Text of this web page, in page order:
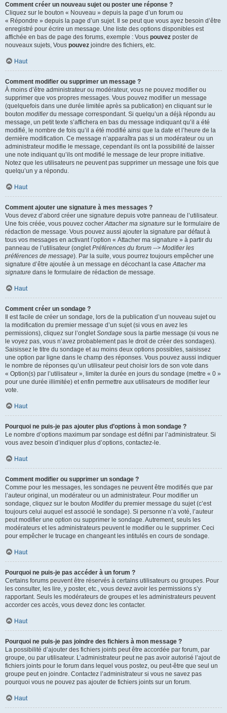
Comment créer un nouveau sujet ou poster une réponse ?
Cliquez sur le bouton « Nouveau » depuis la page d’un forum ou
« Répondre » depuis la page d’un sujet. Il se peut que vous ayez besoin d’être
enregistré pour écrire un message. Une liste des options disponibles est
affichée en bas de page des forums, exemple : Vous pouvez poster de
nouveaux sujets, Vous pouvez joindre des fichiers, etc.
Haut
Comment modifier ou supprimer un message ?
À moins d’être administrateur ou modérateur, vous ne pouvez modifier ou
supprimer que vos propres messages. Vous pouvez modifier un message
(quelquefois dans une durée limitée après sa publication) en cliquant sur le
bouton modifierdu message correspondant. Si quelqu’un a déjà répondu au
message, un petit texte s’affichera en bas du message indiquant qu’il a été
modifié, le nombre de fois qu’il a été modifié ainsi que la date et l’heure de la
dernière modification. Ce message n’apparaîtra pas si un modérateur ou un
administrateur modifie le message, cependant ils ont la possibilité de laisser
une note indiquant qu’ils ont modifié le message de leur propre initiative.
Notez que les utilisateurs ne peuvent pas supprimer un message une fois que
quelqu’un y a répondu.
Haut
Comment ajouter une signature à mes messages ?
Vous devez d’abord créer une signature depuis votre panneau de l’utilisateur.
Une fois créée, vous pouvez cocherAttacher ma signature sur le formulaire de
rédaction de message. Vous pouvez aussi ajouter la signature par défaut à
tous vos messages en activant l’option « Attacher ma signature » à partir du
panneau de l’utilisateur (ongletPréférences du forum --> Modifier les
préférences de message). Par la suite, vous pourrez toujours empêcher une
signature d’être ajoutée à un message en décochant la caseAttacher ma
signature dans le formulaire de rédaction de message.
Haut
Comment créer un sondage ?
Il est facile de créer un sondage, lors de la publication d’un nouveau sujet ou
la modification du premier message d’un sujet (si vous en avez les
permissions), cliquez sur l’ongletSondage sous la partie message (si vous ne
le voyez pas, vous n’avez probablement pas le droit de créer des sondages).
Saisissez le titre du sondage et au moins deux options possibles, saisissez
une option par ligne dans le champ des réponses. Vous pouvez aussi indiquer
le nombre de réponses qu’un utilisateur peut choisir lors de son vote dans
« Option(s) par l’utilisateur », limiter la durée en jours du sondage (mettre « 0 »
pour une durée illimitée) et enfin permettre aux utilisateurs de modifier leur
vote.
Haut
Pourquoi ne puis-je pas ajouter plus d’options à mon sondage ?
Le nombre d’options maximum par sondage est défini par l’administrateur. Si
vous avez besoin d’indiquer plus d’options, contactez-le.
Haut
Comment modifier ou supprimer un sondage ?
Comme pour les messages, les sondages ne peuvent être modifiés que par
l’auteur original, un modérateur ou un administrateur. Pour modifier un
sondage, cliquez sur le bouton Modifierdu premier message du sujet (c’est
toujours celui auquel est associé le sondage). Si personne n’a voté, l’auteur
peut modifier une option ou supprimer le sondage. Autrement, seuls les
modérateurs et les administrateurs peuvent le modifier ou le supprimer. Ceci
pour empêcher le trucage en changeant les intitulés en cours de sondage.
Haut
Pourquoi ne puis-je pas accéder à un forum ?
Certains forums peuvent être réservés à certains utilisateurs ou groupes. Pour
les consulter, les lire, y poster, etc., vous devez avoir les permissions s’y
rapportant. Seuls les modérateurs de groupes et les administrateurs peuvent
accorder ces accès, vous devez donc les contacter.
Haut
Pourquoi ne puis-je pas joindre des fichiers à mon message ?
La possibilité d’ajouter des fichiers joints peut être accordée par forum, par
groupe, ou par utilisateur. L’administrateur peut ne pas avoir autorisé l’ajout de
fichiers joints pour le forum dans lequel vous postez, ou peut-être que seul un
groupe peut en joindre. Contactez l’administrateur si vous ne savez pas
pourquoi vous ne pouvez pas ajouter de fichiers joints sur un forum.
Haut